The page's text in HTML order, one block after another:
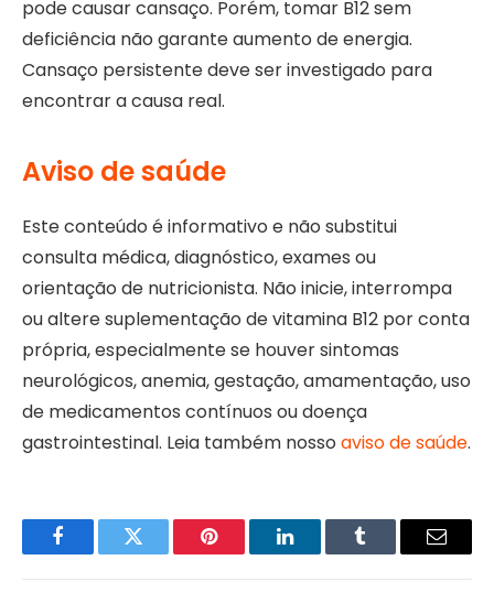
pode causar cansaço. Porém, tomar B12 sem
deficiência não garante aumento de energia.
Cansaço persistente deve ser investigado para
encontrar a causa real.
Aviso de saúde
Este conteúdo é informativo e não substitui
consulta médica, diagnóstico, exames ou
orientação de nutricionista. Não inicie, interrompa
ou altere suplementação de vitamina B12 por conta
própria, especialmente se houver sintomas
neurológicos, anemia, gestação, amamentação, uso
de medicamentos contínuos ou doença
gastrointestinal. Leia também nosso aviso de saúde.
FacebookTwitter Pinterest LinkedInTumblr Email